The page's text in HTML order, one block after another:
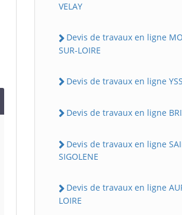
VELAY
Devis de travaux en ligne
SUR-LOIRE
Devis de travaux en ligne
Devis de travaux en ligne
Devis de travaux en ligne
SIGOLENE
Devis de travaux en ligne
LOIRE